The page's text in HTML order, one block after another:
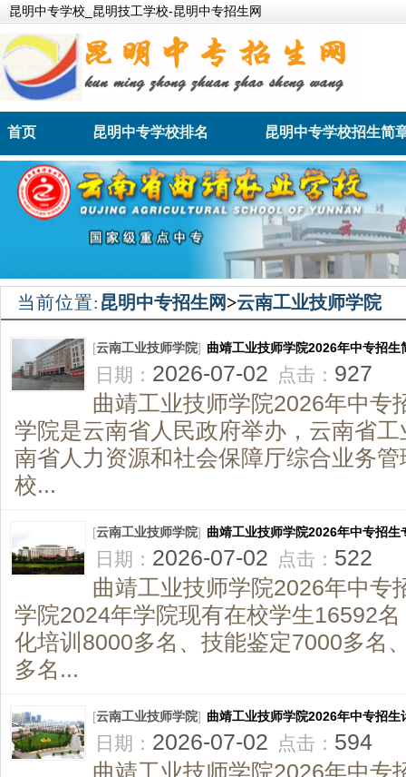
昆明中专学校_昆明技工学校-昆明中专招生网
首页 昆明中专学校排名 昆明中专学校招生简
昆明卫生职业学院 昆明财经管理学校
当前位置: 昆明中专招生网>云南工业技师学院
[云南工业技师学院] 曲靖工业技师学院2026年中专招生
日期： 2026-07-02 点击： 927
曲靖工业技师学院2026年中专
学院是云南省人民政府举办，云南省
南省人力资源和社会保障厅综合业务
校...
[云南工业技师学院] 曲靖工业技师学院2026年中专招生
日期： 2026-07-02 点击： 522
曲靖工业技师学院2026年中专
学院2024年学院现有在校学生16592
化培训8000多名、技能鉴定7000多名
多名...
[云南工业技师学院] 曲靖工业技师学院2026年中专招生
日期： 2026-07-02 点击： 594
曲靖工业技师学院2026年中专